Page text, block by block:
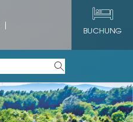
BUCHUNG